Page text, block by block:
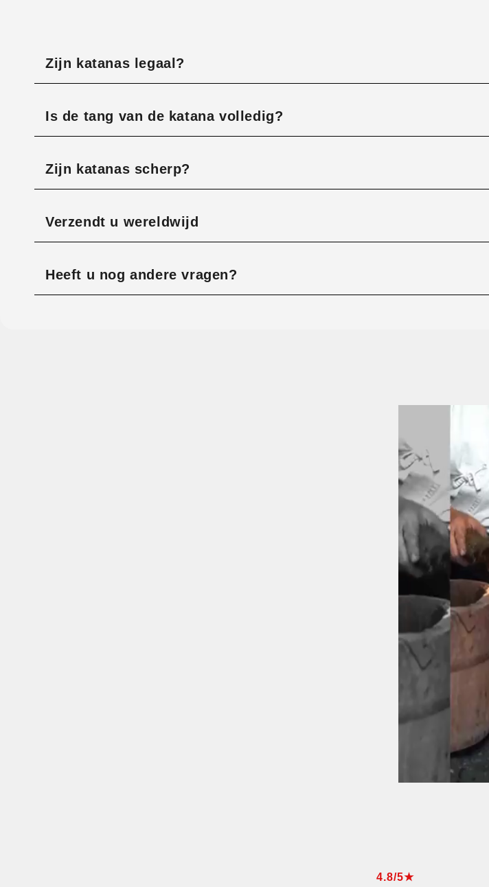
Zijn katanas legaal?
Is de tang van de katana volledig?
Zijn katanas scherp?
Verzendt u wereldwijd
Heeft u nog andere vragen?
4.8/5★